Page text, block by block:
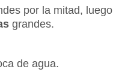
por la mitad,
grandes.
de agua.